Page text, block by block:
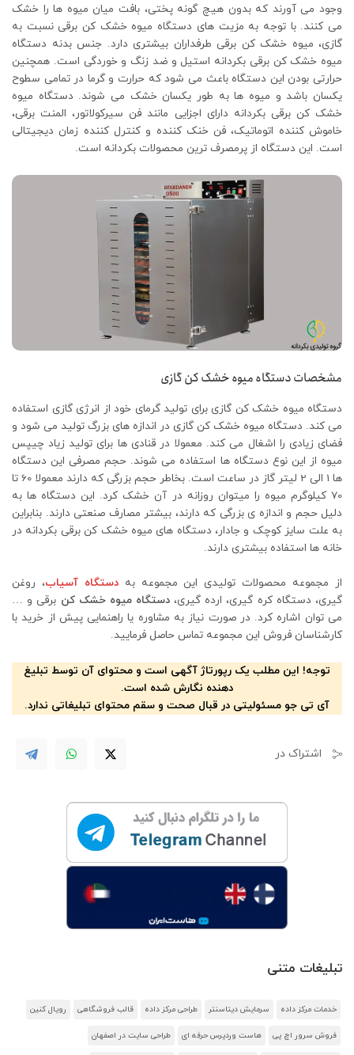
وجود می آورند که بدون هیچ گونه پختی، بافت میان میوه ها را خشک
می کنند. با توجه به مزیت های دستگاه میوه خشک کن برقی نسبت به
گازی، میوه خشک کن برقی طرفداران بیشتری دارد. جنس بدنه دستگاه
میوه خشک کن برقی بکردانه استیل و ضد زنگ و خوردگی است. همچنین
حرارتی بودن این دستگاه باعث می شود که حرارت و گرما در تمامی سطوح
یکسان باشد و میوه ها به طور یکسان خشک می شوند. دستگاه میوه
خشک کن برقی بکردانه دارای اجزایی مانند فن سیرکولاتور، المنت برقی،
خاموش کننده اتوماتیک، فن خنک کننده و کنترل کننده زمان دیجیتالی
است. این دستگاه از پرمصرف ترین محصولات بکردانه است.
مشخصات دستگاه میوه خشک کن گازی
دستگاه میوه خشک کن گازی برای تولید گرمای خود از انرژی گازی استفاده
می کند. دستگاه میوه خشک کن گازی در اندازه های بزرگ تولید می شود و
فضای زیادی را اشغال می کند. معمولا در قنادی ها برای تولید زیاد چیپس
میوه از این نوع دستگاه ها استفاده می شوند. حجم مصرفی این دستگاه
ها 1 الی 2 لیتر گاز در ساعت است. بخاطر حجم بزرگی که دارند معمولا 60 تا
70 کیلوگرم میوه را میتوان روزانه در آن خشک کرد. این دستگاه ها به
دلیل حجم و اندازه ی بزرگی که دارند، بیشتر مصارف صنعتی دارند. بنابراین
به علت سایز کوچک و جادار، دستگاه های میوه خشک کن برقی بکردانه در
خانه ها استفاده بیشتری دارند.
از مجموعه محصولات تولیدی این مجموعه بهدستگاه آسیاب، روغن
گیری، دستگاه کره گیری، ارده گیری، دستگاه میوه خشک کن برقی و …
می توان اشاره کرد. در صورت نیاز به مشاوره یا راهنمایی پیش از خرید با
کارشناسان فروش این مجموعه تماس حاصل فرمایید.
توجه! این مطلب یک رپورتاژ آگهی است و محتوای آن توسط تبلیغ
دهنده نگارش شده است.
آی تی جو مسئولیتی در قبال صحت و سقم محتوای تبلیغاتی ندارد.
اشتراک در
تبلیغات متنی
خدمات مرکز داده سرمایش دیتاسنتر طراحی مرکز داده قالب فروشگاهی رویال کنین
فروش سرور اچ پی هاست وردپرس حرفه ای طراحی سایت در اصفهان